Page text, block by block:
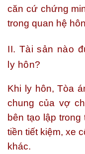
căn cứ chứng
trong quan hệ
II. Tài sản nào
ly hôn?
Khi ly hôn, Tòa
chung của vợ
bên tạo lập
tiền tiết kiệm, xe
khác.